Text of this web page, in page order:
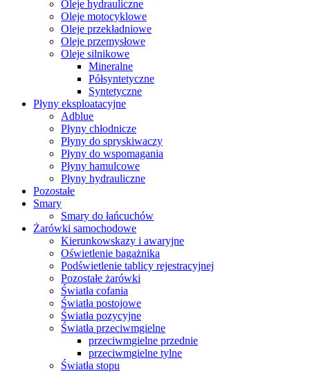
Oleje hydrauliczne
Oleje motocyklowe
Oleje przekładniowe
Oleje przemysłowe
Oleje silnikowe
Mineralne
Półsyntetyczne
Syntetyczne
Płyny eksploatacyjne
Adblue
Płyny chłodnicze
Płyny do spryskiwaczy
Płyny do wspomagania
Płyny hamulcowe
Płyny hydrauliczne
Pozostałe
Smary
Smary do łańcuchów
Żarówki samochodowe
Kierunkowskazy i awaryjne
Oświetlenie bagażnika
Podświetlenie tablicy rejestracyjnej
Pozostałe żarówki
Światła cofania
Światła postojowe
Światła pozycyjne
Światła przeciwmgielne
przeciwmgielne przednie
przeciwmgielne tylne
Światła stopu